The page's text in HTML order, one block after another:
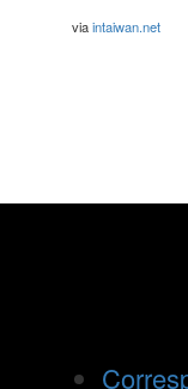
viaintaiwan.net